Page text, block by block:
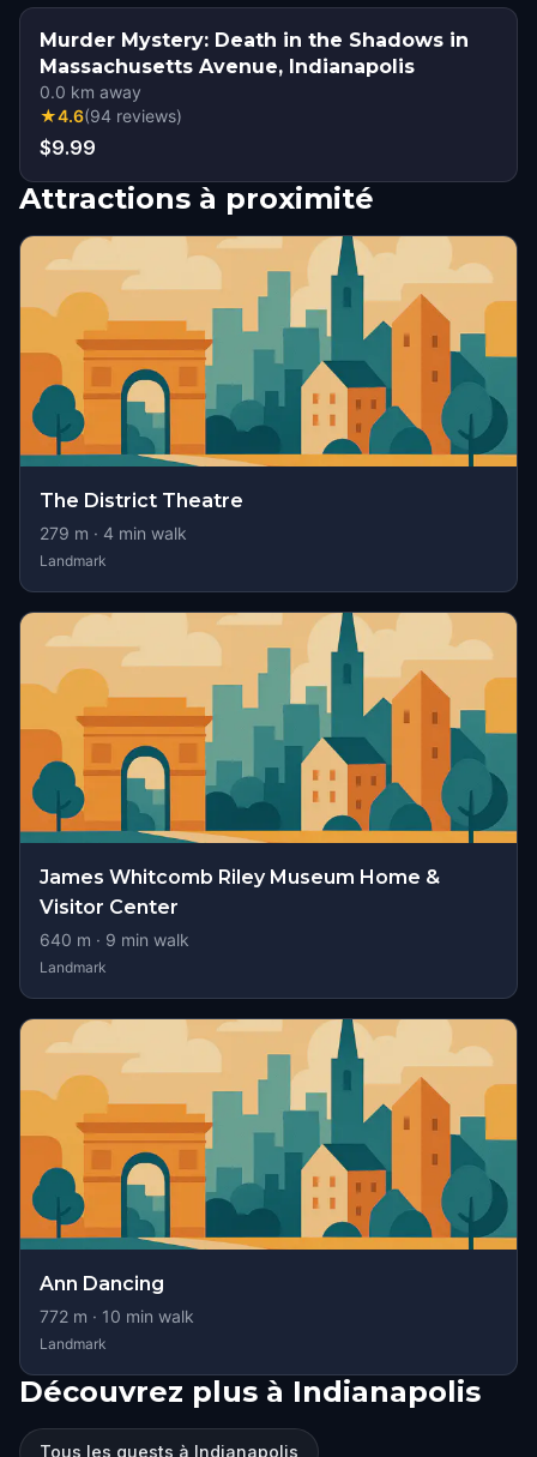
Murder Mystery: Death in the Shadows in
Massachusetts Avenue, Indianapolis
0.0 km away
★4.6(94 reviews)
$9.99
Attractions à proximité
The District Theatre
279 m · 4 min walk
Landmark
James Whitcomb Riley Museum Home &
Visitor Center
640 m · 9 min walk
Landmark
Ann Dancing
772 m · 10 min walk
Landmark
Découvrez plus à Indianapolis
Tous les quests à Indianapolis